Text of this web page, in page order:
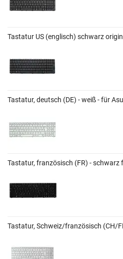
Tastatur US (englisch) schwarz
Tastatur, deutsch (DE) - weiß - für
Tastatur, französisch (FR) - schwarz
Tastatur, Schweiz/französisch (CH/